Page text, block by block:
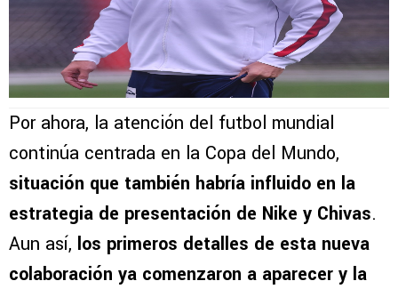
Por ahora, la atención del futbol mundial
continúa centrada en la Copa del Mundo,
situación que también habría influido en la
estrategia de presentación de Nike y Chivas.
Aun así, los primeros detalles de esta nueva
colaboración ya comenzaron a aparecer y la